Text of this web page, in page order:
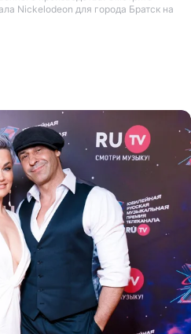
Nickelodeon для города Братск на